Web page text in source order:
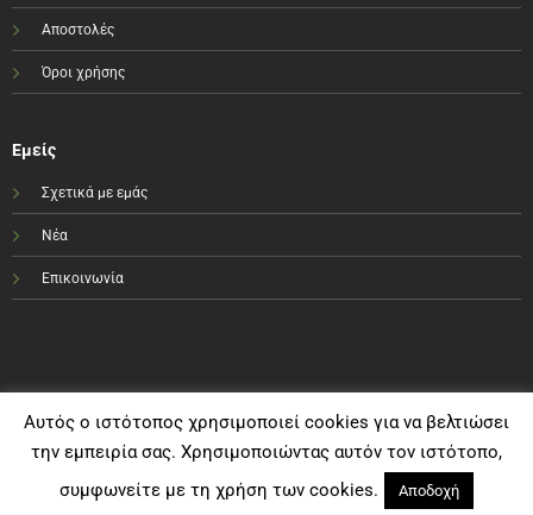
Αποστολές
Όροι χρήσης
Εμείς
Σχετικά με εμάς
Νέα
Επικοινωνία
Αυτός ο ιστότοπος χρησιμοποιεί cookies για να βελτιώσει
την εμπειρία σας. Χρησιμοποιώντας αυτόν τον ιστότοπο,
συμφωνείτε με τη χρήση των cookies.
Αποδοχή